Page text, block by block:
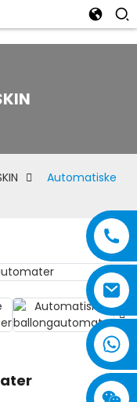
Automatiske